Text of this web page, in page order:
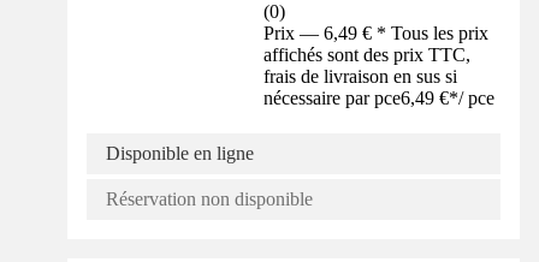
(0)
Prix — 6,49 € * Tous les prix
affichés sont des prix TTC,
frais de livraison en sus si
nécessaire par pce6,49 €*/ pce
Disponible en ligne
Réservation non disponible